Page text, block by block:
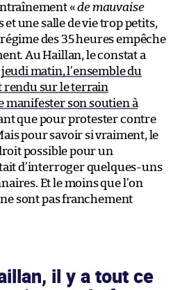
«de mauvaise
et une salle de vie trop petits,
des 35 heures empêche
Au Haillan, le constat a
jeudi matin, l’ensemble du
rendu sur le terrain
manifester son soutien à
que pour protester contre
pour savoir si vraiment, le
possible pour un
d’interroger quelques-uns
Et le moins que l’on
ne sont pas franchement
il y a tout ce